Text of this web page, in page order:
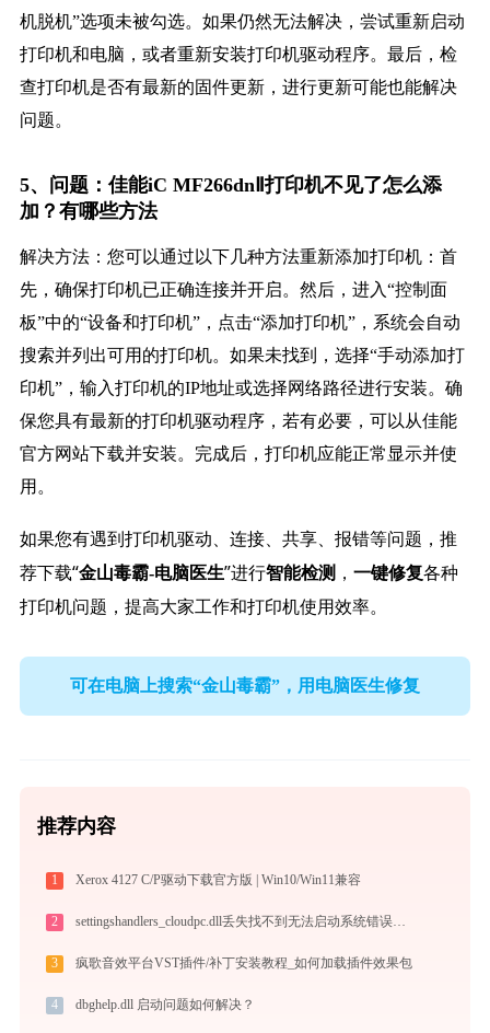
机脱机”选项未被勾选。如果仍然无法解决，尝试重新启动
打印机和电脑，或者重新安装打印机驱动程序。最后，检
查打印机是否有最新的固件更新，进行更新可能也能解决
问题。
5、问题：佳能iC MF266dnⅡ打印机不见了怎么添
加？有哪些方法
解决方法：您可以通过以下几种方法重新添加打印机：首
先，确保打印机已正确连接并开启。然后，进入“控制面
板”中的“设备和打印机”，点击“添加打印机”，系统会自动
搜索并列出可用的打印机。如果未找到，选择“手动添加打
印机”，输入打印机的IP地址或选择网络路径进行安装。确
保您具有最新的打印机驱动程序，若有必要，可以从佳能
官方网站下载并安装。完成后，打印机应能正常显示并使
用。
如果您有遇到打印机驱动、连接、共享、报错等问题，推
荐下载“金山毒霸-电脑医生”进行智能检测， 一键修复各种
打印机问题，提高大家工作和打印机使用效率。
可在电脑上搜索“金山毒霸”，用电脑医生修复
推荐内容
1 Xerox 4127 C/P驱动下载官方版 | Win10/Win11兼容
2 settingshandlers_cloudpc.dll丢失找不到无法启动系统错误修复 - AI智能助手解决方案
3 疯歌音效平台VST插件/补丁安装教程_如何加载插件效果包
4 dbghelp.dll 启动问题如何解决？